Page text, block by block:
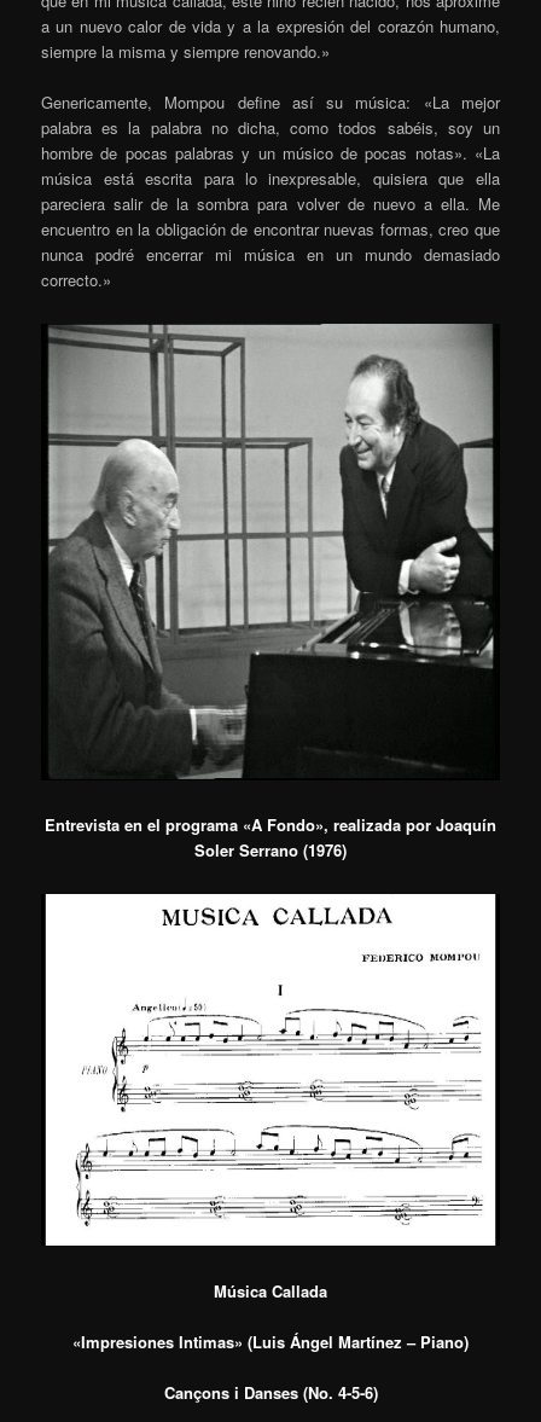
a un nuevo calor de vida y a la expresión del corazón humano,
siempre la misma y siempre renovando.»
Genericamente, Mompou define así su música: «La mejor
palabra es la palabra no dicha, como todos sabéis, soy un
hombre de pocas palabras y un músico de pocas notas». «La
música está escrita para lo inexpresable, quisiera que ella
pareciera salir de la sombra para volver de nuevo a ella. Me
encuentro en la obligación de encontrar nuevas formas, creo que
nunca podré encerrar mi música en un mundo demasiado
correcto.»
Entrevista en el programa «A Fondo», realizada por Joaquín
Soler Serrano (1976)
Música Callada
«Impresiones Intimas» (Luis Ángel Martínez – Piano)
Cançons i Danses (No. 4-5-6)